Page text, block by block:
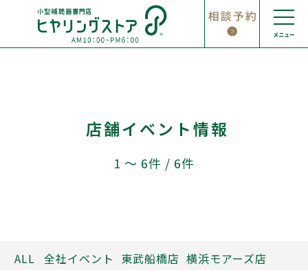
店舗イベント情報
1 〜 6件 / 6件
ALL 全社イベント 東武船橋店 横浜モアーズ店